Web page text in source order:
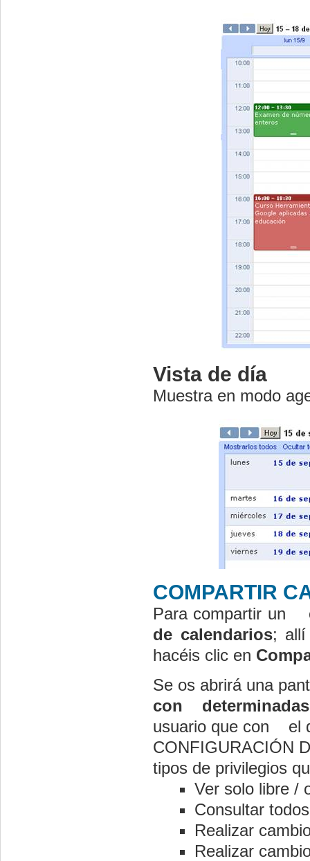
Vista de día
Muestra en modo
COMPARTIR
Para compartir un
de calendarios;
hacéis clic en
Se os abrirá una
con
usuario que con el
CONFIGURACIÓN
tipos de privilegios
Ver solo libre /
Consultar
Realizar
Realizar